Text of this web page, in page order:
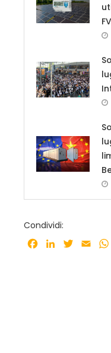
FV
Condividi:
Facebook
LinkedInTwitter
Email